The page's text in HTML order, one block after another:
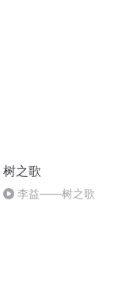
树之歌
李益——树之歌